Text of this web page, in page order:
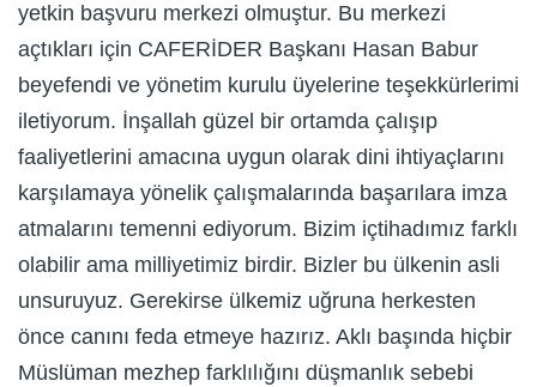
yetkin başvuru merkezi olmuştur. Bu merkezi
açtıkları için CAFERİDER Başkanı Hasan Babur
beyefendi ve yönetim kurulu üyelerine teşekkürlerimi
iletiyorum. İnşallah güzel bir ortamda çalışıp
faaliyetlerini amacına uygun olarak dini ihtiyaçlarını
karşılamaya yönelik çalışmalarında başarılara imza
atmalarını temenni ediyorum. Bizim içtihadımız farklı
olabilir ama milliyetimiz birdir. Bizler bu ülkenin asli
unsuruyuz. Gerekirse ülkemiz uğruna herkesten
önce canını feda etmeye hazırız. Aklı başında hiçbir
Müslüman mezhep farklılığını düşmanlık sebebi